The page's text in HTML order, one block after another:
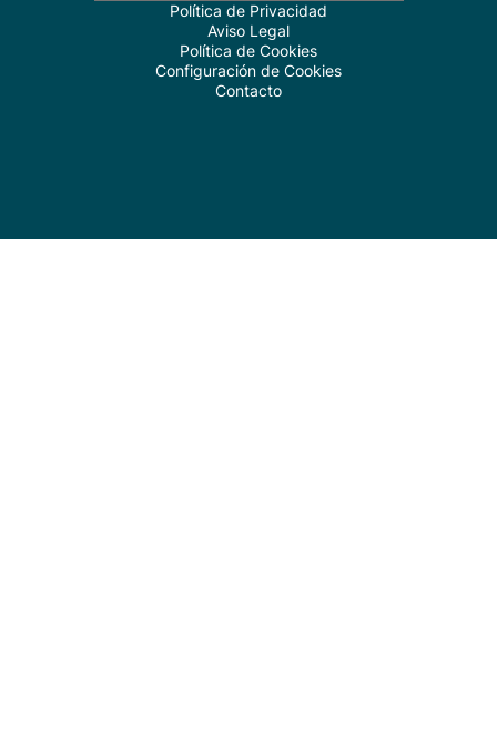
Política de Privacidad
Aviso Legal
Política de Cookies
Configuración de Cookies
Contacto